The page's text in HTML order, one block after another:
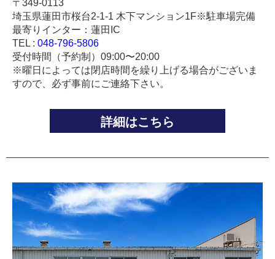
〒349-0113
埼玉県蓮田市桜台2-1-1 木下マンション1F※駐車場完備
最寄りインター：蓮田IC
TEL : 048-796-5806
受付時間（予約制）09:00〜20:00
※曜日によっては閉店時間を繰り上げる場合がございま
すので、必ず事前にご連絡下さい。
詳細はこちら